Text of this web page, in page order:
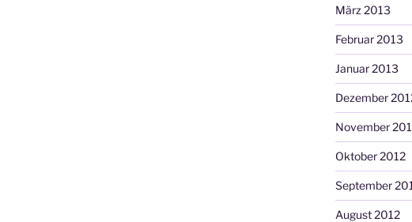
März 2013
Februar 2013
Januar 2013
Dezember
November
Oktober 2012
September
August 2012